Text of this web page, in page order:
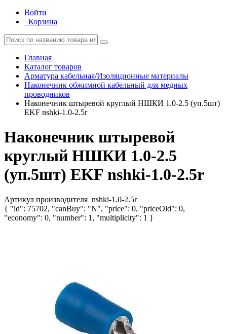
Войти
Корзина
Главная
Каталог товаров
Арматура кабельная/Изоляционные материалы
Наконечник обжимной кабельный для медных
проводников
Наконечник штыревой круглый НШКИ 1.0-2.5 (уп.5шт)
EKF nshki-1.0-2.5r
Наконечник штыревой
круглый НШКИ 1.0-2.5
(уп.5шт) EKF nshki-1.0-2.5r
Артикул производителя nshki-1.0-2.5r
{ "id": 75702, "canBuy": "N", "price": 0, "priceOld": 0,
"economy": 0, "number": 1, "multiplicity": 1 }